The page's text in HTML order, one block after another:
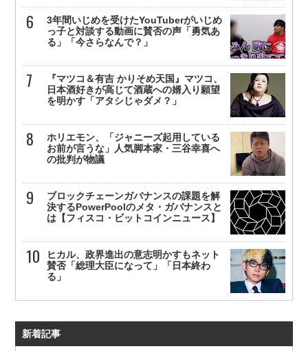
3年間いじめを受けたYouTuberがいじめ
っ子と対談する動画に賛否の声「勇気あ
る」「今さらなんで？」
『マツコ＆有吉 かりそめ天国』マツコ、
日本酒好きが高じて酒蔵への婿入り願望
を明かす「アタシじゃダメ？」
ホリエモン、「ジャニーズ起用している
お前が言うな」人気脚本家・三谷幸喜へ
の批判が物議
ブロックチェーンガバナンスの課題を解
決するPowerPoolのメタ・ガバナンスと
は【フィスコ・ビットコインニュース】
ヒカル、政界進出の意志明かすもネット
賛否「総理大臣になって」「日本終わ
る」
新着記事